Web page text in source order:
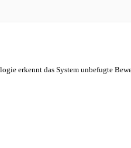
erkennt das System unbefugte